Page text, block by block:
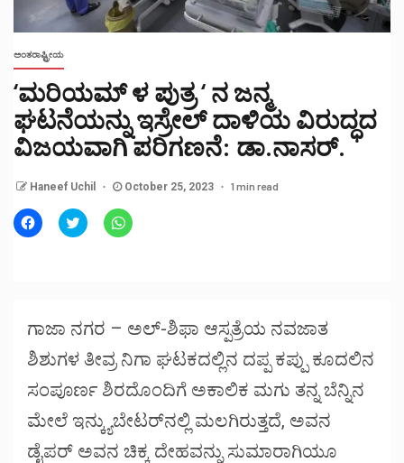
ಅಂತರಾಷ್ಟ್ರೀಯ
‘ಮರಿಯಮ್ ಳ ಪುತ್ರ ‘ ನ ಜನ್ಮ
ಘಟನೆಯನ್ನು ಇಸ್ರೇಲ್ ದಾಳಿಯ ವಿರುದ್ಧದ
ವಿಜಯವಾಗಿ ಪರಿಗಣನೆ: ಡಾ.ನಾಸರ್.
Haneef Uchil October 25, 2023 1 min read
Click
to
Click
to
Click
to
ಗಾಜಾ ನಗರ – ಅಲ್-ಶಿಫಾ ಆಸ್ಪತ್ರೆಯ ನವಜಾತ
ಶಿಶುಗಳ ತೀವ್ರ ನಿಗಾ ಘಟಕದಲ್ಲಿನ ದಪ್ಪ ಕಪ್ಪು ಕೂದಲಿನ
ಸಂಪೂರ್ಣ ಶಿರದೊಂದಿಗೆ ಅಕಾಲಿಕ ಮಗು ತನ್ನ ಬೆನ್ನಿನ
ಮೇಲೆ ಇನ್ಕ್ಯುಬೇಟರ್‌ನಲ್ಲಿ ಮಲಗಿರುತ್ತದೆ, ಅವನ
ಡೈಪರ್ ಅವನ ಚಿಕ್ಕ ದೇಹವನ್ನು ಸುಮಾರಾಗಿಯೂ